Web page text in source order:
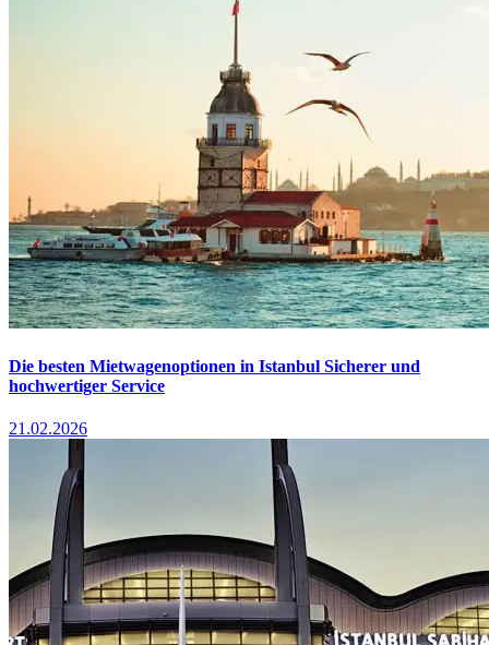
Die besten Mietwagenoptionen in Istanbul Sicherer und
hochwertiger Service
21.02.2026